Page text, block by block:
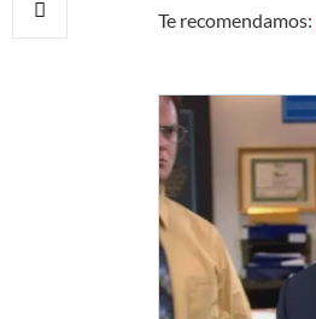
Te recomendamos: